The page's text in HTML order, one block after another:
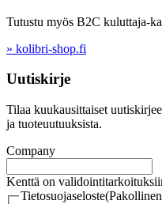
Tutustu myös B2C kuluttaja-
» kolibri-shop.fi
Uutiskirje
Tilaa kuukausittaiset
ja tuoteuutuuksista.
Company
Kenttä on
Tietosuojaseloste